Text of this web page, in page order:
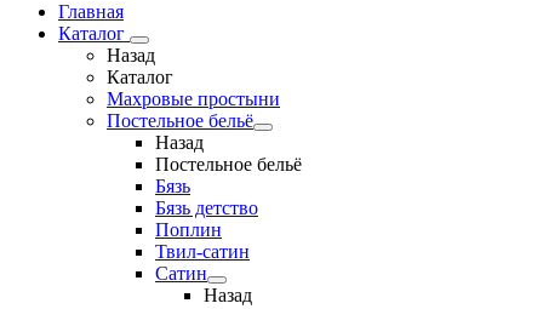
Главная
Каталог
Назад
Каталог
Махровые простыни
Постельное бельё
Назад
Постельное бельё
Бязь
Бязь детство
Поплин
Твил-сатин
Сатин
Назад